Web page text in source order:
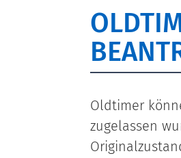
Oldtimer
zugelassen